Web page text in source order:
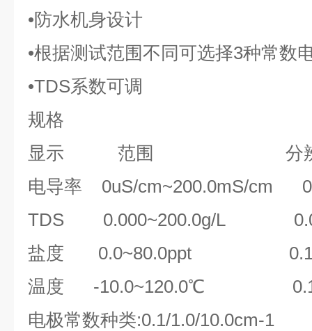
•防水机身设计
•根据测试范围不同可选择3种常数
•TDS系数可调
规格
显示 范围 分辨
电导率 0uS/cm~200.0mS/cm
TDS 0.000~200.0g/L
盐度 0.0~80.0ppt
温度 -10.0~120.0℃
电极常数种类:0.1/1.0/10.0cm-1